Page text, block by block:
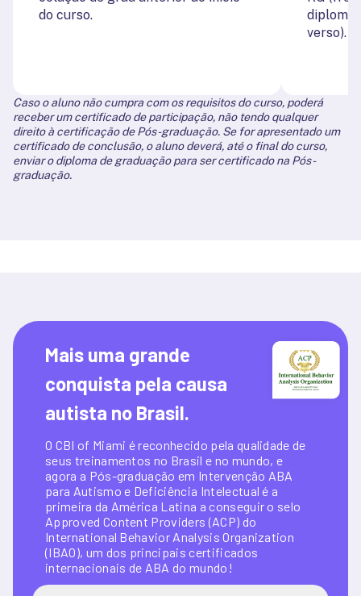
do curso.
diploma
verso).
Caso o aluno não cumpra com os requisitos do curso, poderá
receber um certificado de participação, não tendo qualquer
direito à certificação de Pós-graduação. Se for apresentado um
certificado de conclusão, o aluno deverá, até o final do curso,
enviar o diploma de graduação para ser certificado na Pós-
graduação.
Mais uma grande
conquista pela causa
autista no Brasil.
O CBI of Miami é reconhecido pela qualidade de
seus treinamentos no Brasil e no mundo, e
agora a Pós-graduação em Intervenção ABA
para Autismo e Deficiência Intelectual é a
primeira da América Latina a conseguir o selo
Approved Content Providers (ACP) do
International Behavior Analysis Organization
(IBAO), um dos principais certificados
internacionais de ABA do mundo!